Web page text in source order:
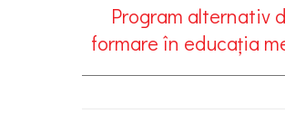
Program alternativ
formare în educația